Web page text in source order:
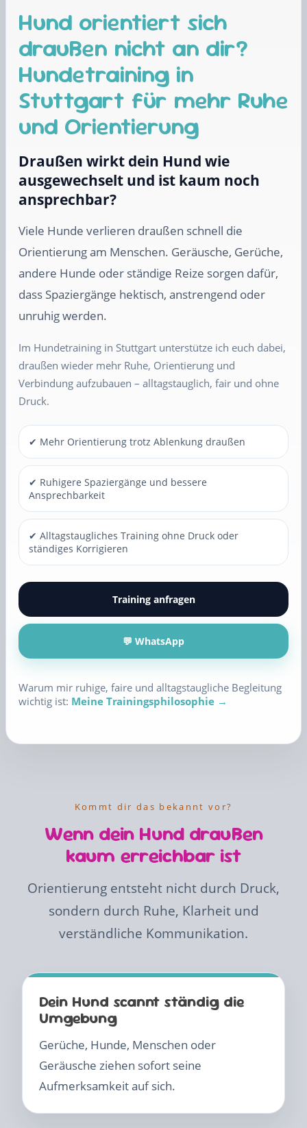
Hund orientiert sich
draußen nicht an dir?
Hundetraining in
Stuttgart für mehr Ruhe
und Orientierung
Draußen wirkt dein Hund wie
ausgewechselt und ist kaum noch
ansprechbar?
Viele Hunde verlieren draußen schnell die
Orientierung am Menschen. Geräusche, Gerüche,
andere Hunde oder ständige Reize sorgen dafür,
dass Spaziergänge hektisch, anstrengend oder
unruhig werden.
Im Hundetraining in Stuttgart unterstütze ich euch dabei,
draußen wieder mehr Ruhe, Orientierung und
Verbindung aufzubauen – alltagstauglich, fair und ohne
Druck.
✔ Mehr Orientierung trotz Ablenkung draußen
✔ Ruhigere Spaziergänge und bessere
Ansprechbarkeit
✔ Alltagstaugliches Training ohne Druck oder
ständiges Korrigieren
Training anfragen
💬 WhatsApp
Warum mir ruhige, faire und alltagstaugliche Begleitung
wichtig ist: Meine Trainingsphilosophie →
Kommt dir das bekannt vor?
Wenn dein Hund draußen
kaum erreichbar ist
Orientierung entsteht nicht durch Druck,
sondern durch Ruhe, Klarheit und
verständliche Kommunikation.
Dein Hund scannt ständig die
Umgebung
Gerüche, Hunde, Menschen oder
Geräusche ziehen sofort seine
Aufmerksamkeit auf sich.